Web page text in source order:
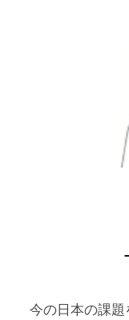
今の日本の課